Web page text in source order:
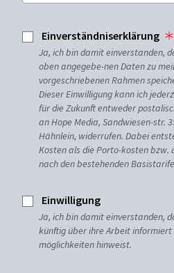
Einverständniserklärung
Ja, ich bin damit einverstanden,
oben angegebe-nen Daten zu
vorgeschriebenen Rahmen
Dieser Einwilligung kann ich
für die Zukunft entweder
an Hope Media, Sandwiesen-str.
Hähnlein, widerrufen. Dabei
Kosten als die Porto-kosten
nach den bestehenden
Einwilligung
Ja, ich bin damit einverstanden,
künftig über ihre Arbeit informiert
möglichkeiten hinweist.